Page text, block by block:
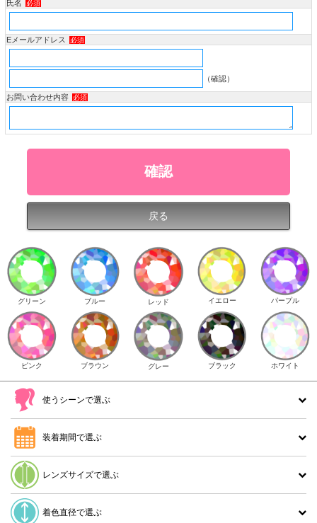
氏名 必須
Eメールアドレス 必須
（確認）
お問い合わせ内容 必須
グリーン ブルー レッド イエロー パープル
ピンク ブラウン グレー ブラック ホワイト
使うシーンで選ぶ
装着期間で選ぶ
レンズサイズで選ぶ
着色直径で選ぶ